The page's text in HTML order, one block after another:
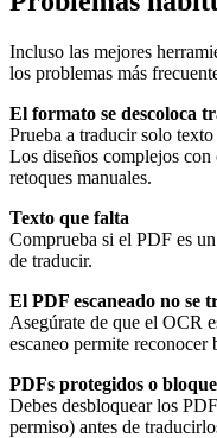
Incluso las mejores
los problemas más
El formato se descoloca
Prueba a traducir solo
Los diseños complejos con
retoques manuales.
Texto que falta
Comprueba si el PDF es
de traducir.
El PDF escaneado no se
Asegúrate de que el OCR
escaneo permite reconocer
PDFs protegidos o
Debes desbloquear los
permiso) antes de